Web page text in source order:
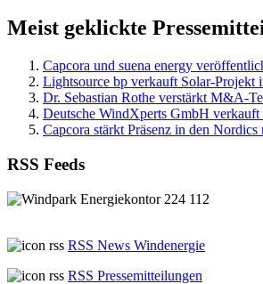
Meist geklickte
Capcora und suena energy
Lightsource bp verkauft Solar-Projekt
Dr. Sebastian Rothe verstärkt M&A-
Deutsche WindXperts GmbH
Capcora stärkt Präsenz in den
RSS Feeds
RSS News Windenergie
RSS Pressemitteilungen